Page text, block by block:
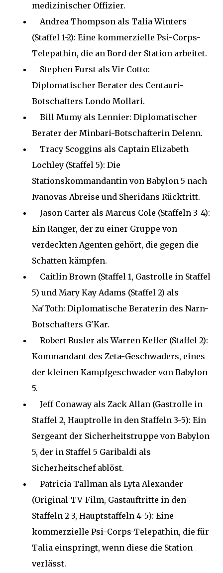
medizinischer Offizier.
Andrea Thompson als Talia Winters
(Staffel 1-2): Eine kommerzielle Psi-Corps-
Telepathin, die an Bord der Station arbeitet.
Stephen Furst als Vir Cotto:
Diplomatischer Berater des Centauri-
Botschafters Londo Mollari.
Bill Mumy als Lennier: Diplomatischer
Berater der Minbari-Botschafterin Delenn.
Tracy Scoggins als Captain Elizabeth
Lochley (Staffel 5): Die
Stationskommandantin von Babylon 5 nach
Ivanovas Abreise und Sheridans Rücktritt.
Jason Carter als Marcus Cole (Staffeln 3-4):
Ein Ranger, der zu einer Gruppe von
verdeckten Agenten gehört, die gegen die
Schatten kämpfen.
Caitlin Brown (Staffel 1, Gastrolle in Staffel
5) und Mary Kay Adams (Staffel 2) als
Na'Toth: Diplomatische Beraterin des Narn-
Botschafters G'Kar.
Robert Rusler als Warren Keffer (Staffel 2):
Kommandant des Zeta-Geschwaders, eines
der kleinen Kampfgeschwader von Babylon
5.
Jeff Conaway als Zack Allan (Gastrolle in
Staffel 2, Hauptrolle in den Staffeln 3-5): Ein
Sergeant der Sicherheitstruppe von Babylon
5, der in Staffel 5 Garibaldi als
Sicherheitschef ablöst.
Patricia Tallman als Lyta Alexander
(Original-TV-Film, Gastauftritte in den
Staffeln 2-3, Hauptstaffeln 4-5): Eine
kommerzielle Psi-Corps-Telepathin, die für
Talia einspringt, wenn diese die Station
verlässt.